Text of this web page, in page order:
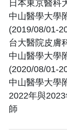
日本東京醫科
中山醫學大學
(2019/08/01-
台大醫院皮膚
中山醫學大學
(2020/08/01-
中山醫學大學
2022年與
師